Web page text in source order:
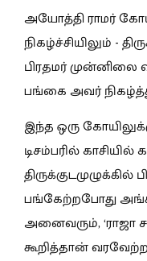
அயோத்தி ராமர்
நிகழ்ச்சியிலும் -
பிரதமர் முன்னிலை
பங்கை அவர்
இந்த ஒரு
டிசம்பரில்
திருக்குடமுழுக்கில்
பங்கேற்றபோது
அனைவரும், ‘ராஜா
கூறித்தான்